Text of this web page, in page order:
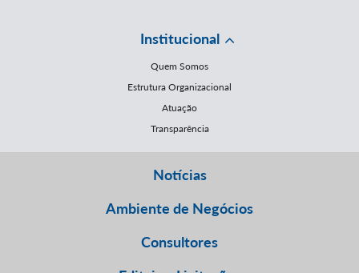
Institucional
Quem Somos
Estrutura Organizacional
Atuação
Transparência
Notícias
Ambiente de Negócios
Consultores